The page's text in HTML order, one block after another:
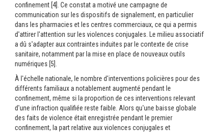
confinement [4]. Ce constat a motivé une campagne de
communication sur les dispositifs de signalement, en particulier
dans les pharmacies et les centres commerciaux, ce qui a permis
d'attirer l'attention sur les violences conjugales. Le milieu associatif
a dû s'adapter aux contraintes induites par le contexte de crise
sanitaire, notamment par la mise en place de nouveaux outils
numériques [5].
À l'échelle nationale, le nombre d'interventions policières pour des
différents familiaux a notablement augmenté pendant le
confinement, même si la proportion de ces interventions relevant
d'une infraction qualifiée reste faible. Alors qu'une baisse globale
des faits de violence était enregistrée pendant le premier
confinement, la part relative aux violences conjugales et